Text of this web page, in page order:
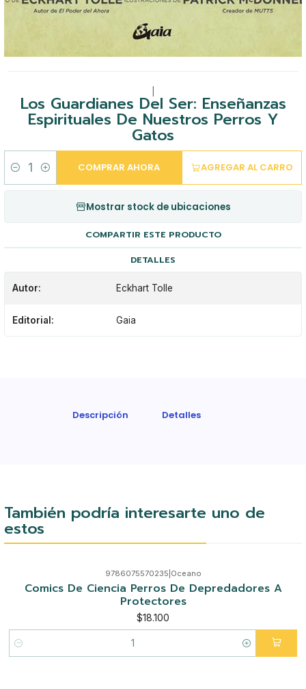
Los Guardianes Del Ser: Enseñanzas
Espirituales De Nuestros Perros Y
Gatos
Cantidad
AGREGAR AL CARRO
COMPRAR AHORA
Mostrar stock de ubicaciones
COMPARTIR ESTE PRODUCTO
DETALLES
Autor: Eckhart Tolle
Editorial: Gaia
Descripción Detalles
También podría interesarte uno de
estos
9786075570235 Oceano
Comics De Ciencia Perros De Depredadores A
Protectores
$18.100
Cantidad